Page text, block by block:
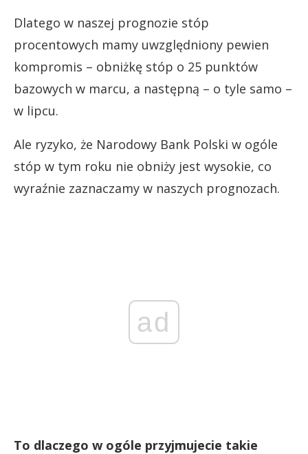
Dlatego w naszej prognozie stóp
procentowych mamy uwzględniony pewien
kompromis – obniżkę stóp o 25 punktów
bazowych w marcu, a następną – o tyle samo –
w lipcu.
Ale ryzyko, że Narodowy Bank Polski w ogóle
stóp w tym roku nie obniży jest wysokie, co
wyraźnie zaznaczamy w naszych prognozach.
ad
To dlaczego w ogóle przyjmujecie takie